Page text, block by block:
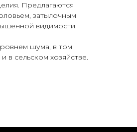
Предлагаются
затылочным
видимости.
шума, в том
в сельском хозяйстве.